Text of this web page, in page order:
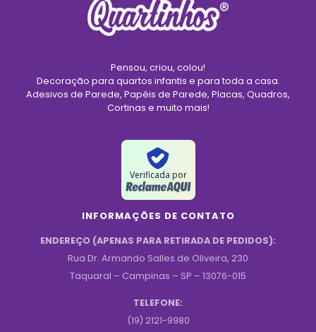
Pensou, criou, colou!
Decoração para quartos infantis e para toda a casa.
Adesivos de Parede, Papéis de Parede, Placas, Quadros,
Cortinas e muito mais!
Verificada por
INFORMAÇÕES DE CONTATO
ENDEREÇO (APENAS PARA RETIRADA DE PEDIDOS):
Rua Dr. Armando Salles de Oliveira, 230
Taquaral – Campinas – SP – 13076-015
TELEFONE:
(19) 2121-9980